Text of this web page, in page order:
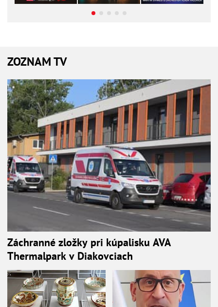
ZOZNAM TV
Záchranné zložky pri kúpalisku AVA
Thermalpark v Diakovciach